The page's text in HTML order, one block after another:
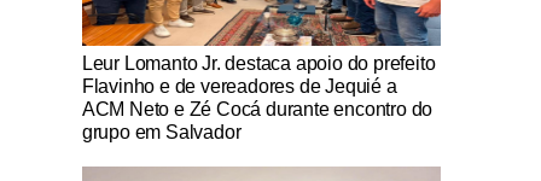
Notícias Católicas
Leur Lomanto Jr. destaca apoio do prefeito
Flavinho e de vereadores de Jequié a
ACM Neto e Zé Cocá durante encontro do
grupo em Salvador